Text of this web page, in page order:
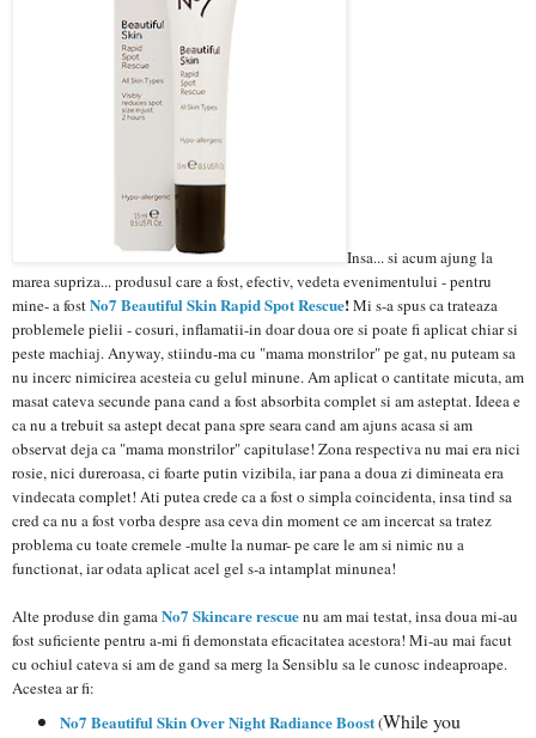
Insa... si acum ajung la
marea supriza... produsul care a fost, efectiv, vedeta evenimentului - pentru
mine- a fostNo7 Beautiful Skin Rapid Spot Rescue!Mi s-a spus ca trateaza
problemele pielii - cosuri, inflamatii-in doar doua ore si poate fi aplicat chiar si
peste machiaj. Anyway, stiindu-ma cu "mama monstrilor" pe gat, nu puteam sa
nu incerc nimicirea acesteia cu gelul minune. Am aplicat o cantitate micuta, am
masat cateva secunde pana cand a fost absorbita complet si am asteptat. Ideea e
ca nu a trebuit sa astept decat pana spre seara cand am ajuns acasa si am
observat deja ca "mama monstrilor" capitulase! Zona respectiva nu mai era nici
rosie, nici dureroasa, ci foarte putin vizibila, iar pana a doua zi dimineata era
vindecata complet! Ati putea crede ca a fost o simpla coincidenta, insa tind sa
cred ca nu a fost vorba despre asa ceva din moment ce am incercat sa tratez
problema cu toate cremele -multe la numar- pe care le am si nimic nu a
functionat, iar odata aplicat acel gel s-a intamplat minunea!
Alte produse din gamaNo7 Skincare rescuenu am mai testat, insa doua mi-au
fost suficiente pentru a-mi fi demonstata eficacitatea acestora! Mi-au mai facut
cu ochiul cateva si am de gand sa merg la Sensiblu sa le cunosc indeaproape.
Acestea ar fi:
No7 Beautiful Skin Over Night Radiance Boost(While you